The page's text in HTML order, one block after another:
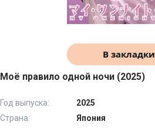
В закладки
Моё правило одной ночи (2025)
Год выпуска:
2025
Страна:
Япония